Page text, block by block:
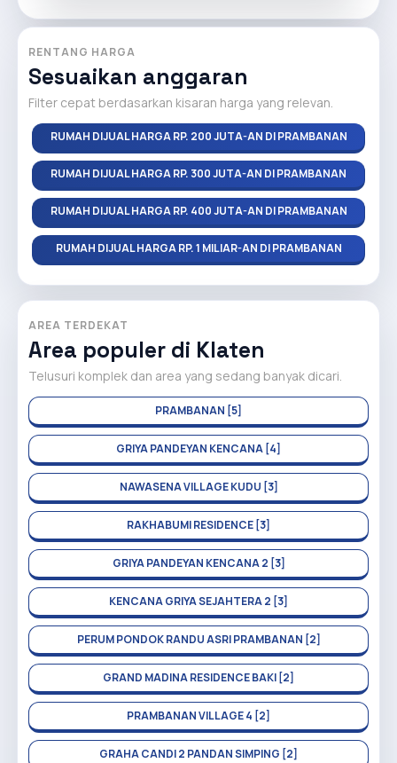
RENTANG HARGA
Sesuaikan anggaran
Filter cepat berdasarkan kisaran harga yang relevan.
RUMAH DIJUAL HARGA RP. 200 JUTA-AN DI PRAMBANAN
RUMAH DIJUAL HARGA RP. 300 JUTA-AN DI PRAMBANAN
RUMAH DIJUAL HARGA RP. 400 JUTA-AN DI PRAMBANAN
RUMAH DIJUAL HARGA RP. 1 MILIAR-AN DI PRAMBANAN
AREA TERDEKAT
Area populer di Klaten
Telusuri komplek dan area yang sedang banyak dicari.
PRAMBANAN [5]
GRIYA PANDEYAN KENCANA [4]
NAWASENA VILLAGE KUDU [3]
RAKHABUMI RESIDENCE [3]
GRIYA PANDEYAN KENCANA 2 [3]
KENCANA GRIYA SEJAHTERA 2 [3]
PERUM PONDOK RANDU ASRI PRAMBANAN [2]
GRAND MADINA RESIDENCE BAKI [2]
PRAMBANAN VILLAGE 4 [2]
GRAHA CANDI 2 PANDAN SIMPING [2]